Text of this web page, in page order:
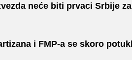
neće biti prvaci Srbije za
i FMP-a se skoro